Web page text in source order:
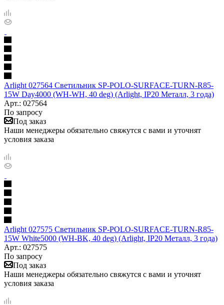
Arlight 027564 Светильник SP-POLO-SURFACE-TURN-R85-
15W Day4000 (WH-WH, 40 deg) (Arlight, IP20 Металл, 3 года)
Арт.: 027564
По запросу
Под заказ
Наши менеджеры обязательно свяжутся с вами и уточнят
условия заказа
Arlight 027575 Светильник SP-POLO-SURFACE-TURN-R85-
15W White5000 (WH-BK, 40 deg) (Arlight, IP20 Металл, 3 года)
Арт.: 027575
По запросу
Под заказ
Наши менеджеры обязательно свяжутся с вами и уточнят
условия заказа